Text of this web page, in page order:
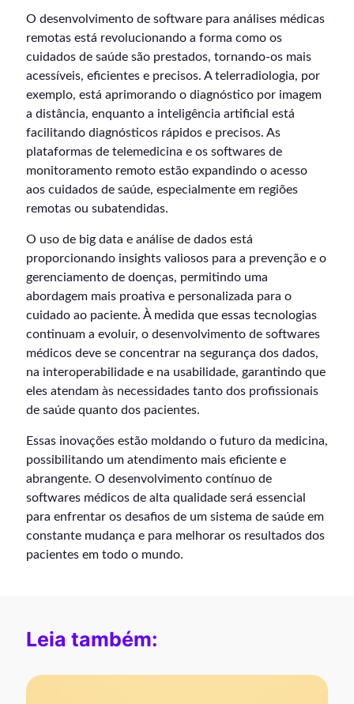
O desenvolvimento de software para análises médicas
remotas está revolucionando a forma como os
cuidados de saúde são prestados, tornando-os mais
acessíveis, eficientes e precisos. A telerradiologia, por
exemplo, está aprimorando o diagnóstico por imagem
a distância, enquanto a inteligência artificial está
facilitando diagnósticos rápidos e precisos. As
plataformas de telemedicina e os softwares de
monitoramento remoto estão expandindo o acesso
aos cuidados de saúde, especialmente em regiões
remotas ou subatendidas.
O uso de big data e análise de dados está
proporcionando insights valiosos para a prevenção e o
gerenciamento de doenças, permitindo uma
abordagem mais proativa e personalizada para o
cuidado ao paciente. À medida que essas tecnologias
continuam a evoluir, o desenvolvimento de softwares
médicos deve se concentrar na segurança dos dados,
na interoperabilidade e na usabilidade, garantindo que
eles atendam às necessidades tanto dos profissionais
de saúde quanto dos pacientes.
Essas inovações estão moldando o futuro da medicina,
possibilitando um atendimento mais eficiente e
abrangente. O desenvolvimento contínuo de
softwares médicos de alta qualidade será essencial
para enfrentar os desafios de um sistema de saúde em
constante mudança e para melhorar os resultados dos
pacientes em todo o mundo.
Leia também: